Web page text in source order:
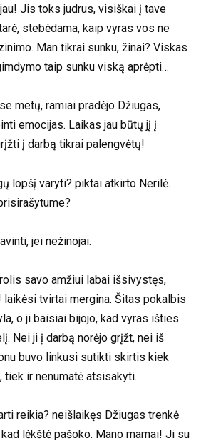
Jis toks judrus, visiškai į tave
stebėdama, kaip vyras vos ne
Man tikrai sunku, žinai? Viskas
taip sunku viską aprėpti…
metų, ramiai pradėjo Džiugas,
emocijas. Laikas jau būtų jį į
į darbą tikrai palengvėtų!
lopšį varyti? piktai atkirto Nerilė.
jei nežinojai.
savo amžiui labai išsivystęs,
laikėsi tvirtai mergina. Šitas pokalbis
o ji baisiai bijojo, kad vyras išties
Nei ji į darbą norėjo grįžt, nei iš
buvo linkusi sutikti skirtis kiek
ir nenumatė atsisakyti.
reikia? neišlaikęs Džiugas trenkė
lėkštė pašoko. Mano mamai! Ji su